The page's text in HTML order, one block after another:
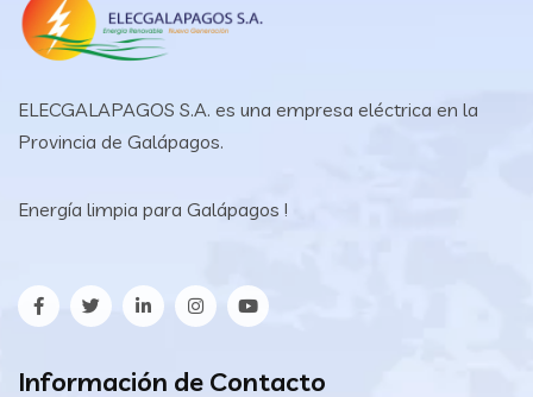
ELECGALAPAGOS S.A. es una empresa eléctrica en la
Provincia de Galápagos.
Energía limpia para Galápagos !
Información de Contacto